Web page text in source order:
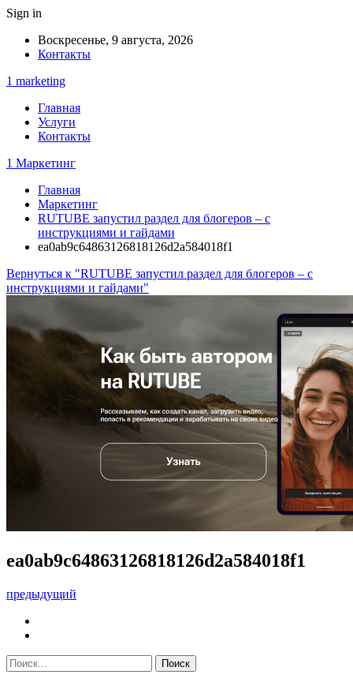
Sign in
Воскресенье, 9 августа, 2026
Контакты
1 marketing
Главная
Услуги
Контакты
1 Маркетинг
Главная
Маркетинг
RUTUBE запустил раздел для блогеров – с
инструкциями и гайдами
ea0ab9c64863126818126d2a584018f1
Вернуться к "RUTUBE запустил раздел для блогеров – с
инструкциями и гайдами"
ea0ab9c64863126818126d2a584018f1
предыдущий